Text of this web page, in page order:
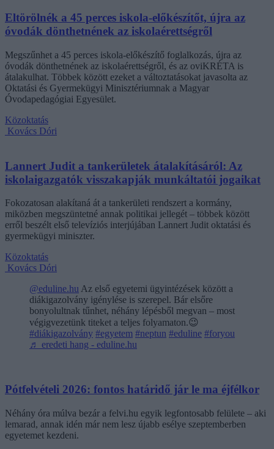
Eltörölnék a 45 perces iskola-előkészítőt, újra az
óvodák dönthetnének az iskolaérettségről
Megszűnhet a 45 perces iskola-előkészítő foglalkozás, újra az
óvodák dönthetnének az iskolaérettségről, és az oviKRÉTA is
átalakulhat. Többek között ezeket a változtatásokat javasolta az
Oktatási és Gyermekügyi Minisztériumnak a Magyar
Óvodapedagógiai Egyesület.
Közoktatás
Kovács Dóri
Lannert Judit a tankerületek átalakításáról: Az
iskolaigazgatók visszakapják munkáltatói jogaikat
Fokozatosan alakítaná át a tankerületi rendszert a kormány,
miközben megszüntetné annak politikai jellegét – többek között
erről beszélt első televíziós interjújában Lannert Judit oktatási és
gyermekügyi miniszter.
Közoktatás
Kovács Dóri
@eduline.hu Az első egyetemi ügyintézések között a
diákigazolvány igénylése is szerepel. Bár elsőre
bonyolultnak tűnhet, néhány lépésből megvan – most
végigvezetünk titeket a teljes folyamaton.😉
#diákigazolvány #egyetem #neptun #eduline #foryou
♬ eredeti hang - eduline.hu
Pótfelvételi 2026: fontos határidő jár le ma éjfélkor
Néhány óra múlva bezár a felvi.hu egyik legfontosabb felülete – aki
lemarad, annak idén már nem lesz újabb esélye szeptemberben
egyetemet kezdeni.